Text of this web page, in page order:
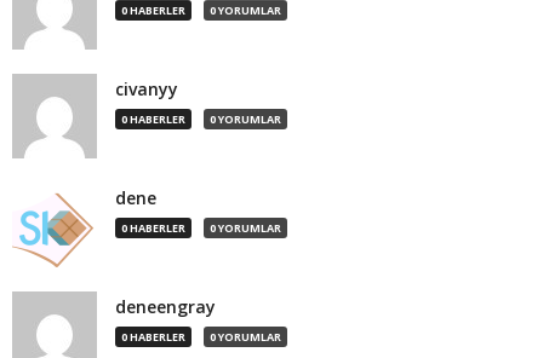
0 HABERLER 0 YORUMLAR
civanyy
0 HABERLER 0 YORUMLAR
dene
0 HABERLER 0 YORUMLAR
deneengray
0 HABERLER 0 YORUMLAR